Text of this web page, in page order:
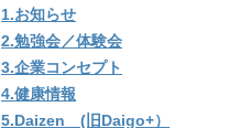
1.お知らせ
2.勉強会／体験会
3.企業コンセプト
4.健康情報
5.Daizen (旧Daigo+）